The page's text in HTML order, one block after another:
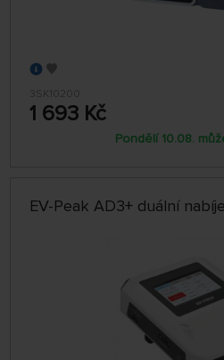
3SK10200
1 693 Kč
Pondělí 10.08.
EV-Peak AD3+ duální